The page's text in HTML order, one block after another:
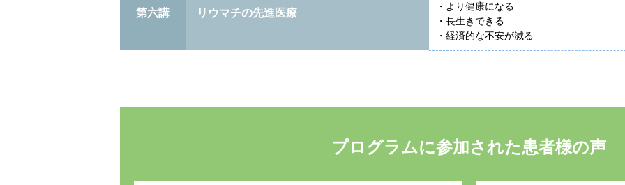
第六講 リウマチの先進医療
・より健康になる
・長生きできる
・経済的な不安が減る
プログラムに参加された患者様の声